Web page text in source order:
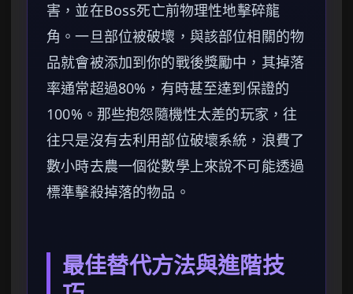
害，並在Boss死亡前物理性地擊碎龍
角。一旦部位被破壞，與該部位相關的物
品就會被添加到你的戰後獎勵中，其掉落
率通常超過80%，有時甚至達到保證的
100%。那些抱怨隨機性太差的玩家，往
往只是沒有去利用部位破壞系統，浪費了
數小時去農一個從數學上來說不可能透過
標準擊殺掉落的物品。
最佳替代方法與進階技